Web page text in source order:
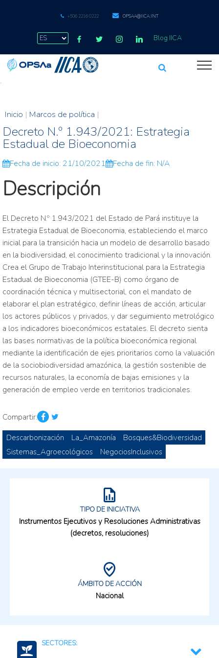
+506 2216 0222 OPSAA@IICA.INT
Blog IICA
.
Inicio | Marcos de política |
Decreto N.º 1.943/2021: Estrategia
Estadual de Bioeconomia
Fecha de inicio: 21/10/2021 Fecha de fin: N/A
Descripción
El Decreto N.º 1.943/2021 del Estado de Pará instituye la
Estrategia Estadual de Bioeconomia, estableciendo el marco
inicial para la transición hacia un modelo de desarrollo basado
en la biodiversidad, el conocimiento tradicional y la innovación.
Crea el Grupo de Trabajo Interinstitucional para la Estrategia
Estadual de Bioeconomia (GTEE-B) como órgano de
coordinación técnica y multisectorial, con el mandato de
elaborar el plan estratégico, definir líneas de acción, articular
los actores públicos y privados, y dar seguimiento metro­lógico
a los indicadores bioeconómicos estatales. El decreto sienta
las bases normativas de la política bioeconómica regional
mediante la identificación de ejes prioritarios como la valuación
de la sociobiodiversidad amazónica, la gestión sostenible de
recursos naturales, la economía de bajas emisiones y la
generación de empleo verde en territorios tradicionales.
Compartir:
Descarbonización La_Amazonía
Bosques&Biodiversidad
Sistemas_Agroecológicos
NegociosInclusivos
TIPO DE INICIATIVA
Instrumentos Ejecutivos y Resoluciones Administrativas
(decretos, resoluciones)
ÁMBITO DE ACCIÓN
Nacional
SECTORES: